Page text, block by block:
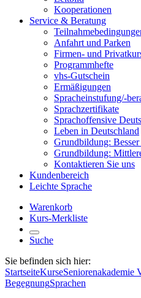
Kooperationen
Service & Beratung
Anfahrt und Parken
Firmen- und
Programmhefte
vhs-Gutschein
Ermäßigungen
Spracheinstufung/-
Sprachzertifikate
Sprachoffensive
Leben in Deutschland
Grundbildung: Besser
Grundbildung:
Kontaktieren Sie uns
Kundenbereich
Leichte Sprache
Warenkorb
Kurs-Merkliste
Suche
Sie befinden sich hier:
StartseiteKurse
BegegnungSprachen